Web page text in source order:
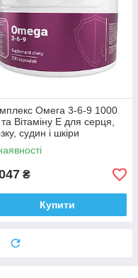
Омега 3-6-9 1000
Вітаміну E для серця,
судин і шкіри
Omega 3-6-9, 200
Доставка з ЄС
₴
Купити